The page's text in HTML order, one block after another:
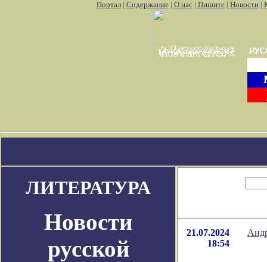
Портал| Содержание| О нас| Пишите| Новости|
ЛИТЕРАТУРА
Новости
русской
21.07.2024
18:54